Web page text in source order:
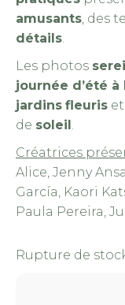
amusants , des
détails
Les photos
journée d’été
jardins fleuris
de soleil
Créatrices
Alice, Jenny
García, Kaori
Paula Pereira,
Rupture de